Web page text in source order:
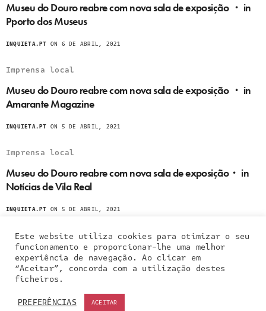
Museu do Douro reabre com nova sala de exposição ・ in
Pporto dos Museus
INQUIETA.PT ON 6 DE ABRIL, 2021
Imprensa local
Museu do Douro reabre com nova sala de exposição ・ in
Amarante Magazine
INQUIETA.PT ON 5 DE ABRIL, 2021
Imprensa local
Museu do Douro reabre com nova sala de exposição・ in
Notícias de Vila Real
INQUIETA.PT ON 5 DE ABRIL, 2021
Este website utiliza cookies para otimizar o seu
funcionamento e proporcionar-lhe uma melhor
experiência de navegação. Ao clicar em
“Aceitar”, concorda com a utilização destes
ficheiros.
PREFERÊNCIAS
ACEITAR
Our site uses cookies. Learn more about our use of
cookies:cookie policy